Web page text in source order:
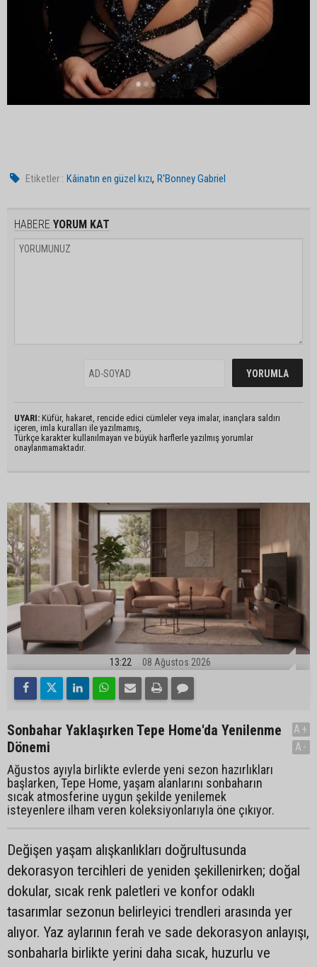
Etiketler : Kâinatın en güzel kızı,R'Bonney Gabriel
HABERE YORUM KAT
UYARI: Küfür, hakaret, rencide edici cümleler veya imalar, inançlara saldırı
içeren, imla kuralları ile yazılmamış,
Türkçe karakter kullanılmayan ve büyük harflerle yazılmış yorumlar
onaylanmamaktadır.
13:22 08 Ağustos 2026
Sonbahar Yaklaşırken Tepe Home'da Yenilenme
Dönemi
Ağustos ayıyla birlikte evlerde yeni sezon hazırlıkları
başlarken, Tepe Home, yaşam alanlarını sonbaharın
sıcak atmosferine uygun şekilde yenilemek
isteyenlere ilham veren koleksiyonlarıyla öne çıkıyor.
A+
A-
Değişen yaşam alışkanlıkları doğrultusunda
dekorasyon tercihleri de yeniden şekillenirken; doğal
dokular, sıcak renk paletleri ve konfor odaklı
tasarımlar sezonun belirleyici trendleri arasında yer
alıyor. Yaz aylarının ferah ve sade dekorasyon anlayışı,
sonbaharla birlikte yerini daha sıcak, huzurlu ve